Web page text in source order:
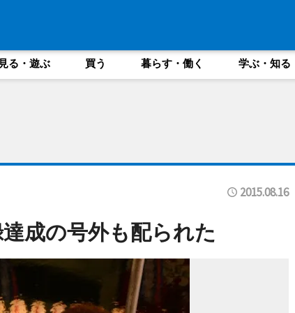
見る・遊ぶ 買う 暮らす・働く 学ぶ・知る
2015.08.16
成の号外も配られた